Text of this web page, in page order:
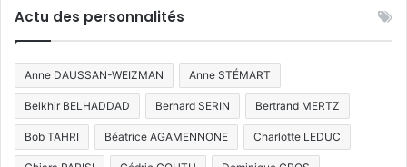
Actu des personnalités
Anne DAUSSAN-WEIZMAN Anne STÉMART
Belkhir BELHADDAD Bernard SERIN Bertrand MERTZ
Bob TAHRI Béatrice AGAMENNONE Charlotte LEDUC